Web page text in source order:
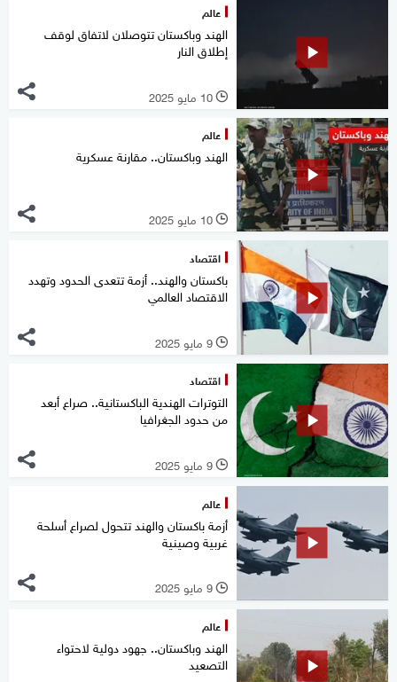
عالم
الهند وباكستان تتوصلان لاتفاق لوقف
إطلاق النار
l 10 مايو 2025
عالم
الهند وباكستان.. مقارنة عسكرية
l 10 مايو 2025
اقتصاد
باكستان والهند.. أزمة تتعدى الحدود وتهدد
الاقتصاد العالمي
l 9 مايو 2025
اقتصاد
التوترات الهندية الباكستانية.. صراع أبعد
من حدود الجغرافيا
l 9 مايو 2025
عالم
أزمة باكستان والهند تتحول لصراع أسلحة
غربية وصينية
l 9 مايو 2025
عالم
الهند وباكستان.. جهود دولية لاحتواء
التصعيد